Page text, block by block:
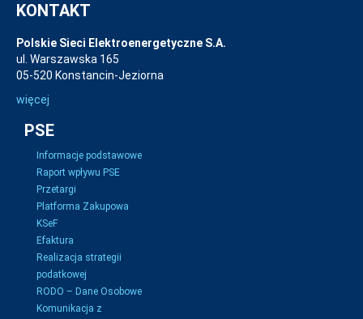
KONTAKT
Polskie Sieci Elektroenergetyczne S.A.
ul. Warszawska 165
05-520 Konstancin-Jeziorna
więcej
PSE
Informacje podstawowe
Raport wpływu PSE
Przetargi
Platforma Zakupowa
KSeF
Efaktura
Realizacja strategii
podatkowej
RODO – Dane Osobowe
Komunikacja z